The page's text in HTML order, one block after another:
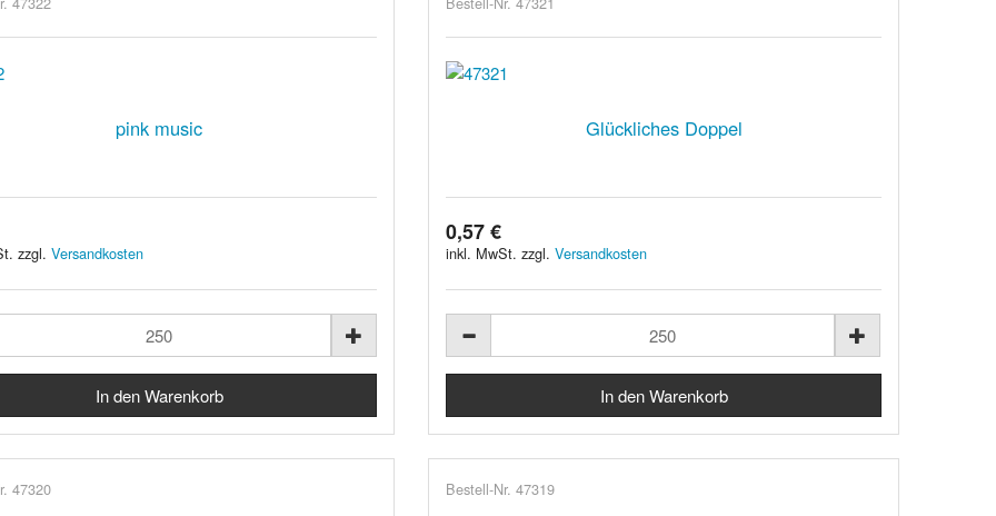
pink music
zzgl. Versandkosten
Glückliches Doppel
0,57 €
inkl. MwSt. zzgl.Versandkosten
47320 Bestell-Nr. 47319